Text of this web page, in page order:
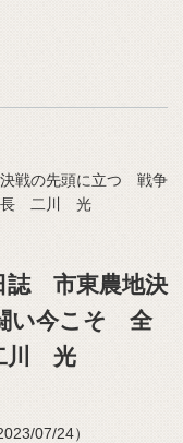
戦の先頭に立つ 戦争
長 二川 光
誌 市東農地決
い今こそ 全
川 光
07/24）